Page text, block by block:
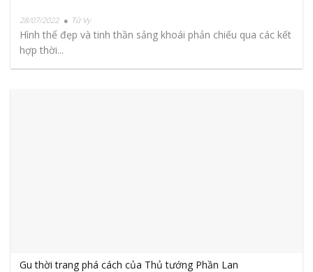
28/07/2022 Tử Vy
Hình thể đẹp và tinh thần sảng khoái phản chiếu qua các kết
hợp thời...
Gu thời trang phá cách của Thủ tướng Phần Lan